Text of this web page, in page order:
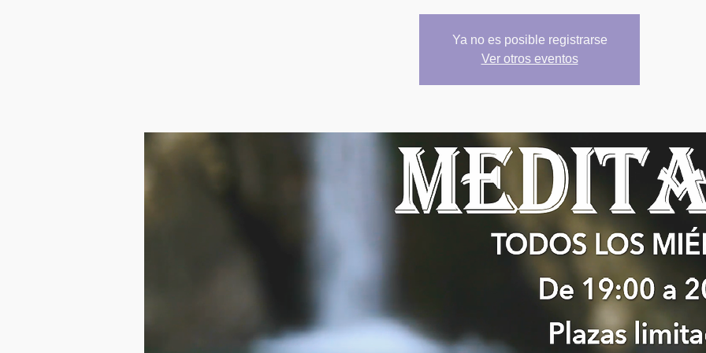
Ya no es posible registrarse
Ver otros eventos